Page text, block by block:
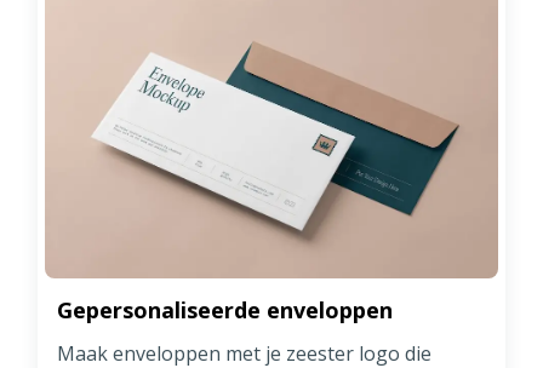
Gepersonaliseerde enveloppen
Maak enveloppen met je zeester logo die